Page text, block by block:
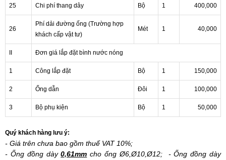
25 Chi phí thang dây Bộ 1 400,000
26
Phí dải đường ống (Trường hợp
khách cấp vật tư)
Mét 1 40,000
Đơn giá lắp đặt bình nước nóng
1 Công lắp đặt Bộ 1 150,000
2 Ống dẫn Đôi 1 100,000
3 Bộ phụ kiện Bộ 1 50,000
Quý khách hàng lưu ý:
- Giá trên chưa bao gồm thuế VAT 10%;
- Ống đồng dày0,61mm cho ống Ø6,Ø10,Ø12; - Ống đồng dày